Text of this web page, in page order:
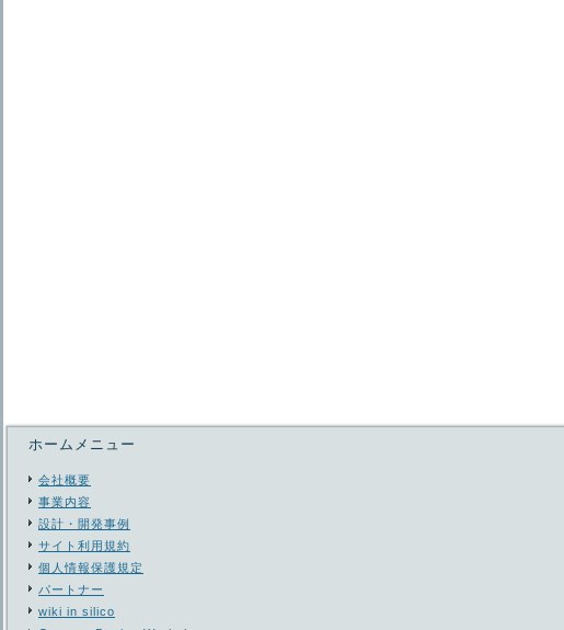
ホームメニュー
会社概要
事業内容
設計・開発事例
サイト利用規約
個人情報保護規定
パートナー
wiki in silico